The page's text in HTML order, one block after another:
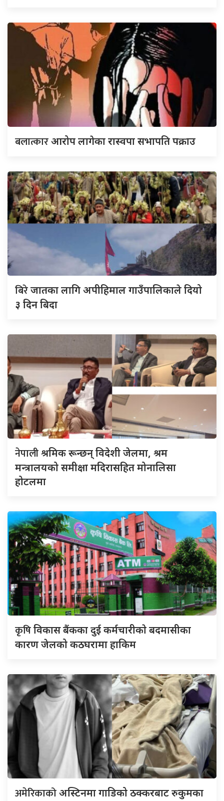
बलात्कारआरोप लागेका रास्वपा सभापति पक्राउ
बिरेजातका लागि अपीहिमाल गाउँपालिकाले दियो
३ दिन बिदा
नेपालीश्रमिक रून्छन् विदेशी जेलमा, श्रम
मन्त्रालयको समीक्षा मदिरासहित मोनालिसा
होटलमा
कृषिविकास बैंकका दुई कर्मचारीकाे बदमासीका
कारण जेलको कठघरामा हाकिम
अमेरिकाकोअस्टिनमा गाडिको ठक्करबाट रुकुमका